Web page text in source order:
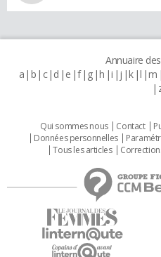
Annuaire
a b c d e f g h i j k l m
Qui sommes nous Contact
Données personnelles
Tous les articles